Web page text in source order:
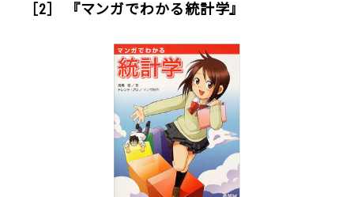
［2］ 『マンガでわかる統計学』